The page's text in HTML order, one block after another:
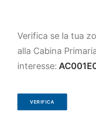
Verifica se la tua
alla Cabina
interesse:
VERIFICA